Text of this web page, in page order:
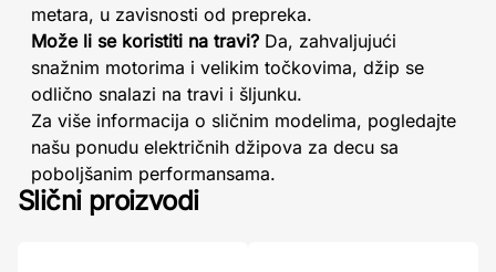
metara, u zavisnosti od prepreka.
Može li se koristiti na travi? Da, zahvaljujući
snažnim motorima i velikim točkovima, džip se
odlično snalazi na travi i šljunku.
Za više informacija o sličnim modelima, pogledajte
našu ponudu električnih džipova za decu sa
poboljšanim performansama.
Slični proizvodi